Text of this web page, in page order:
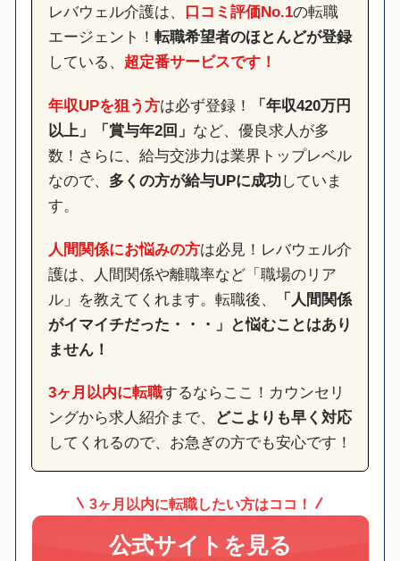
レバウェル介護は、 口コミ評価No.1の転職
エージェント！ 転職希望者のほとんどが登録
している、 超定番サービスです！
年収UPを狙う方は必ず登録！
「年収420万円
以上」「賞与年2回」 など、優良求人が多
数！さらに、給与交渉力は業界トップレベル
なので、 多くの方が給与UPに成功していま
す。
人間関係にお悩みの方は必見！レバウェル介
護は、人間関係や離職率など「職場のリア
ル」を教えてくれます。転職後、
「人間関係
がイマイチだった・・・」と悩むことはあり
ません！
3ヶ月以内に転職するならここ！カウンセリ
ングから求人紹介まで、
どこよりも早く対応
してくれるので、お急ぎの方でも安心です！
3ヶ月以内に転職したい方はココ！
公式サイトを見る